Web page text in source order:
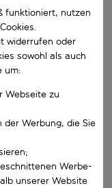
funktioniert, nutzen
widerrufen oder
sowohl als auch
um:
Webseite zu
der Werbung, die Sie
Werbe-
unserer Website